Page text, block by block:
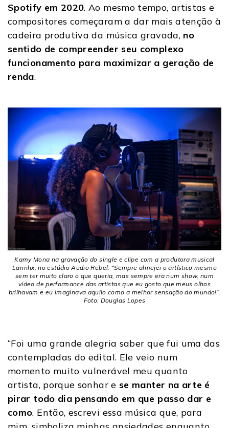
Spotify em 2020. Ao mesmo tempo, artistas e
compositores começaram a dar mais atenção à
cadeira produtiva da música gravada, no
sentido de compreender seu complexo
funcionamento para maximizar a geração de
renda.
Kamy Mona na gravação do single e clipe com a produtora musical
Larinhx, no estúdio Audio Rebel: “Sempre almejei o artístico mesmo
sem ter muito claro o que queria, mas sempre era num show, num
vídeo de performance das artistas que eu gosto que meus olhos
brilhavam e eu imaginava aquilo como a melhor sensação do mundo!”.
Foto: Douglas Lopes
“Foi uma grande alegria saber que fui uma das
contempladas do edital. Ele veio num
momento muito vulnerável meu quanto
artista, porque sonhar e se manter na arte é
pirar todo dia pensando em que passo dar e
como. Então, escrevi essa música que, para